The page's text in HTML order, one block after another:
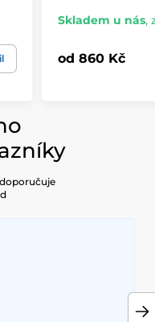
Skladem u nás,
od 860 Kč